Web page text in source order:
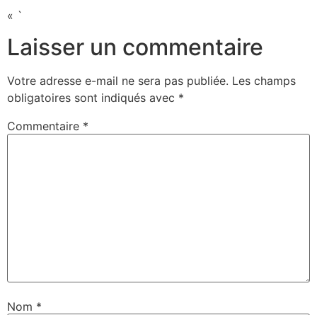
« `
Laisser un commentaire
Votre adresse e-mail ne sera pas publiée. Les champs
obligatoires sont indiqués avec *
Commentaire *
Nom *